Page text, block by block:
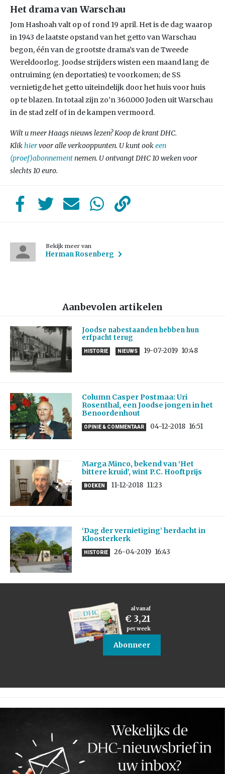
Het drama van Warschau
Jom Hashoah valt op of rond 19 april. Het is de dag waarop
in 1943 de laatste opstand van het getto van Warschau
begon, één van de grootste drama’s van de Tweede
Wereldoorlog. Joodse strijders wisten een maand lang de
ontruiming (en deportaties) te voorkomen; de SS
vernietigde het getto uiteindelijk door het huis voor huis
op te blazen. In totaal zijn zo’n 360.000 Joden uit Warschau
in de stad zelf of in de kampen vermoord.
Wilt u meer Haags nieuws lezen? Koop de krant DHC.
Klikhiervoor alle verkooppunten. U kunt ookeen
(proef)abonnementnemen. U ontvangt DHC 10 weken voor
slechts 10 euro.
Bekijk meer van
Herman Rosenberg
Aanbevolen artikelen
Joodse nabestaanden hebben hun
erfpacht terug
HISTORIE NIEUWS 19-07-2019 10:48
Column Casper Postmaa: Uri
Rosenthal, een Joodse jongen in het
Benoordenhout
OPINIE & COMMENTAAR 04-12-2018 16:51
Marga Minco, bekend van ‘Het
bittere kruid’, wint P.C. Hooftprijs
BOEKEN 11-12-2018 11:23
‘Dag der vernietiging’ herdacht in
Kloosterkerk
HISTORIE 26-04-2019 16:43
al vanaf
€ 3,21
per week
Abonneer